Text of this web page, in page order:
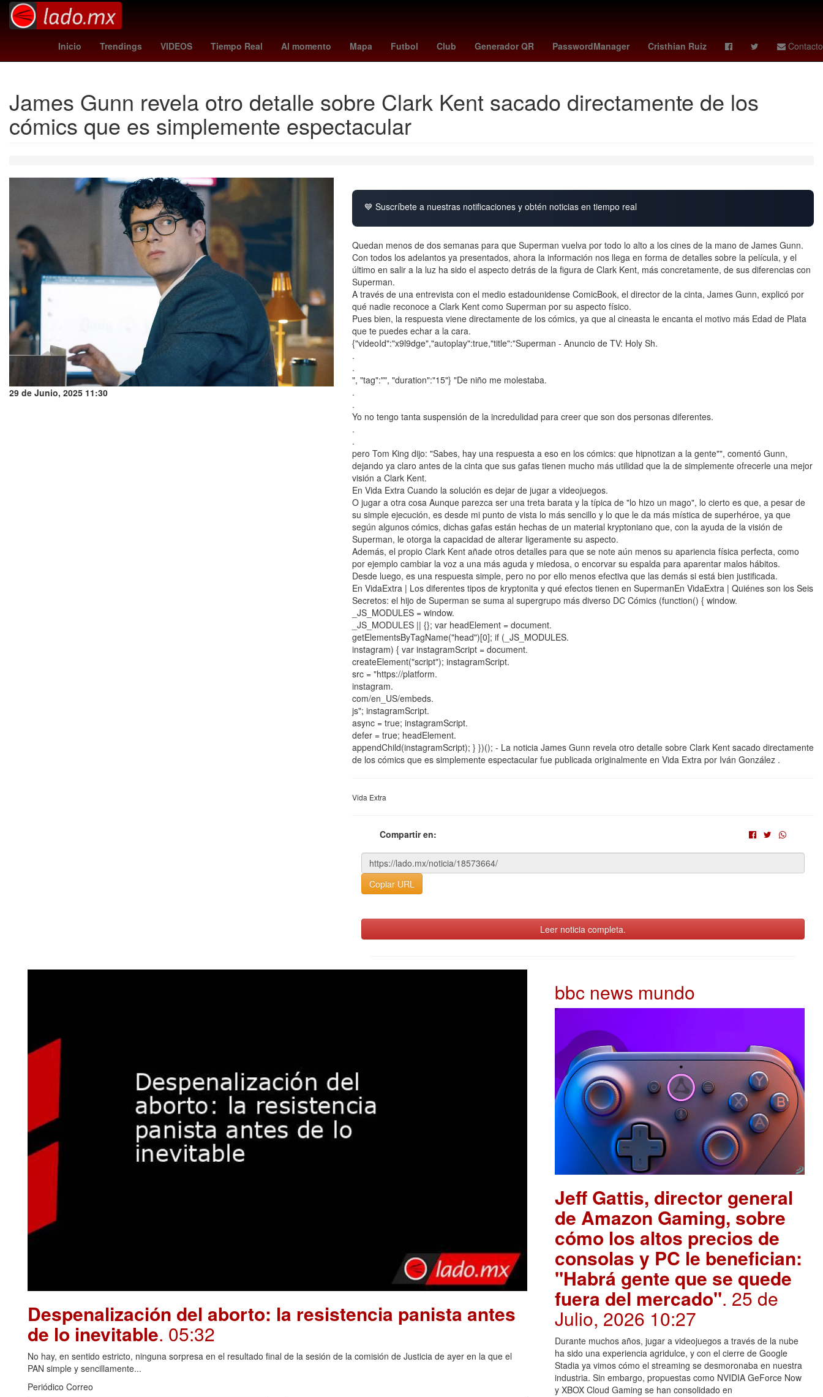
Inicio Trendings VIDEOS Tiempo Real Al momento Mapa Futbol Club Generador QR PasswordManager Cristhian Ruiz Contacto
Miguel Herrera HBO rodri Clima CDMX hoy España arsenal crystal palace Digitalización Pago estadio banorte Venezolanos
James Gunn revela otro detalle sobre Clark Kent sacado directamente de los
cómics que es simplemente espectacular
29 de Junio, 2025 11:30
💙 Suscríbete a nuestras notificaciones y obtén noticias en tiempo real
Quedan menos de dos semanas para que Superman vuelva por todo lo alto a los cines de la mano de James Gunn.
Con todos los adelantos ya presentados, ahora la información nos llega en forma de detalles sobre la película, y el
último en salir a la luz ha sido el aspecto detrás de la figura de Clark Kent, más concretamente, de sus diferencias con
Superman.
A través de una entrevista con el medio estadounidense ComicBook, el director de la cinta, James Gunn, explicó por
qué nadie reconoce a Clark Kent como Superman por su aspecto físico.
Pues bien, la respuesta viene directamente de los cómics, ya que al cineasta le encanta el motivo más Edad de Plata
que te puedes echar a la cara.
{"videoId":"x9l9dge","autoplay":true,"title":"Superman - Anuncio de TV: Holy Sh.
.
.
", "tag":"", "duration":"15"} "De niño me molestaba.
.
.
Yo no tengo tanta suspensión de la incredulidad para creer que son dos personas diferentes.
.
.
pero Tom King dijo: "Sabes, hay una respuesta a eso en los cómics: que hipnotizan a la gente"", comentó Gunn,
dejando ya claro antes de la cinta que sus gafas tienen mucho más utilidad que la de simplemente ofrecerle una mejor
visión a Clark Kent.
En Vida Extra Cuando la solución es dejar de jugar a videojuegos.
O jugar a otra cosa Aunque parezca ser una treta barata y la típica de "lo hizo un mago", lo cierto es que, a pesar de
su simple ejecución, es desde mi punto de vista lo más sencillo y lo que le da más mística de superhéroe, ya que
según algunos cómics, dichas gafas están hechas de un material kryptoniano que, con la ayuda de la visión de
Superman, le otorga la capacidad de alterar ligeramente su aspecto.
Además, el propio Clark Kent añade otros detalles para que se note aún menos su apariencia física perfecta, como
por ejemplo cambiar la voz a una más aguda y miedosa, o encorvar su espalda para aparentar malos hábitos.
Desde luego, es una respuesta simple, pero no por ello menos efectiva que las demás si está bien justificada.
En VidaExtra | Los diferentes tipos de kryptonita y qué efectos tienen en SupermanEn VidaExtra | Quiénes son los Seis
Secretos: el hijo de Superman se suma al supergrupo más diverso DC Cómics (function() { window.
_JS_MODULES = window.
_JS_MODULES || {}; var headElement = document.
getElementsByTagName("head")[0]; if (_JS_MODULES.
instagram) { var instagramScript = document.
createElement("script"); instagramScript.
src = "https://platform.
instagram.
com/en_US/embeds.
js"; instagramScript.
async = true; instagramScript.
defer = true; headElement.
appendChild(instagramScript); } })(); - La noticia James Gunn revela otro detalle sobre Clark Kent sacado directamente
de los cómics que es simplemente espectacular fue publicada originalmente en Vida Extra por Iván González .
Vida Extra
Compartir en:
Copiar URL
Leer noticia completa.
Despenalización del aborto: la resistencia panista antes
de lo inevitable. 05:32
No hay, en sentido estricto, ninguna sorpresa en el resultado final de la sesión de la comisión de Justicia de ayer en la que el
PAN simple y sencillamente...
Periódico Correo
bbc news mundo
Jeff Gattis, director general
de Amazon Gaming, sobre
cómo los altos precios de
consolas y PC le benefician:
"Habrá gente que se quede
fuera del mercado". 25 de
Julio, 2026 10:27
Durante muchos años, jugar a videojuegos a través de la nube
ha sido una experiencia agridulce, y con el cierre de Google
Stadia ya vimos cómo el streaming se desmoronaba en nuestra
industria. Sin embargo, propuestas como NVIDIA GeForce Now
y XBOX Cloud Gaming se han consolidado en